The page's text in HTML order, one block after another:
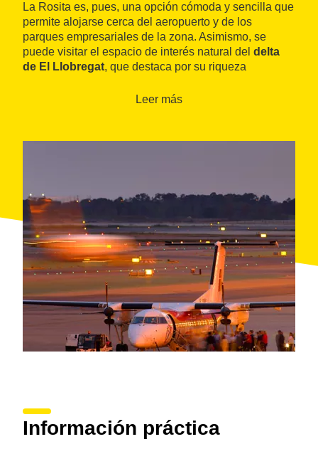
La Rosita es, pues, una opción cómoda y sencilla que
permite alojarse cerca del aeropuerto y de los
parques empresariales de la zona. Asimismo, se
puede visitar el espacio de interés natural del delta
de El Llobregat, que destaca por su riqueza
Leer más
Información práctica